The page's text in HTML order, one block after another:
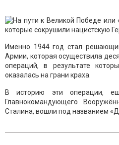
Именно 1944 год стал
Армии, которая осуществила
операций, в результате
оказалась на грани краха.
В историю эти операции,
Главнокомандующего
Сталина, вошли под названием